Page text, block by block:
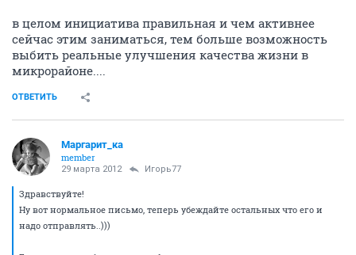
в целом инициатива правильная и чем активнее
сейчас этим заниматься, тем больше возможность
выбить реальные улучшения качества жизни в
микрорайоне....
ОТВЕТИТЬ
Маргарит_ка
member
29 марта 2012 Игорь77
Здравствуйте!
Ну вот нормальное письмо, теперь убеждайте остальных что его и
надо отправлять..)))